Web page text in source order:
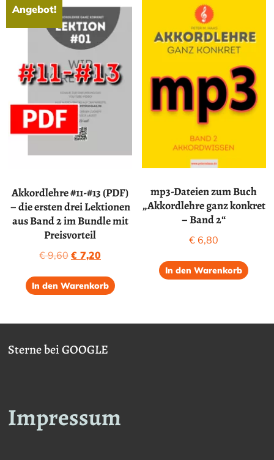
Angebot!
Akkordlehre #11-#13 (PDF)
– die ersten drei Lektionen
aus Band 2 im Bundle mit
Preisvorteil
€9,60 Ursprünglicher
war:
€ 7,20
ist:
In den Warenkorb
mp3-Dateien zum Buch
„Akkordlehre ganz konkret
– Band 2“
€ 6,80
In den Warenkorb
Sterne bei GOOGLE
Impressum